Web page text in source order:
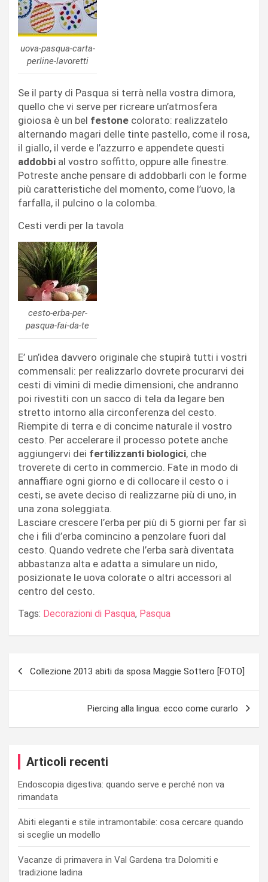
uova-pasqua-carta-
perline-lavoretti
Se il party di Pasqua si terrà nella vostra dimora,
quello che vi serve per ricreare un’atmosfera
gioiosa è un bel festone colorato: realizzatelo
alternando magari delle tinte pastello, come il rosa,
il giallo, il verde e l’azzurro e appendete questi
addobbi al vostro soffitto, oppure alle finestre.
Potreste anche pensare di addobbarli con le forme
più caratteristiche del momento, come l’uovo, la
farfalla, il pulcino o la colomba.
Cesti verdi per la tavola
cesto-erba-per-
pasqua-fai-da-te
E’ un’idea davvero originale che stupirà tutti i vostri
commensali: per realizzarlo dovrete procurarvi dei
cesti di vimini di medie dimensioni, che andranno
poi rivestiti con un sacco di tela da legare ben
stretto intorno alla circonferenza del cesto.
Riempite di terra e di concime naturale il vostro
cesto. Per accelerare il processo potete anche
aggiungervi dei fertilizzanti biologici, che
troverete di certo in commercio. Fate in modo di
annaffiare ogni giorno e di collocare il cesto o i
cesti, se avete deciso di realizzarne più di uno, in
una zona soleggiata.
Lasciare crescere l’erba per più di 5 giorni per far sì
che i fili d’erba comincino a penzolare fuori dal
cesto. Quando vedrete che l’erba sarà diventata
abbastanza alta e adatta a simulare un nido,
posizionate le uova colorate o altri accessori al
centro del cesto.
Tags: Decorazioni di Pasqua, Pasqua
Collezione 2013 abiti da sposa Maggie Sottero [FOTO]
Piercing alla lingua: ecco come curarlo
Articoli recenti
Endoscopia digestiva: quando serve e perché non va
rimandata
Abiti eleganti e stile intramontabile: cosa cercare quando
si sceglie un modello
Vacanze di primavera in Val Gardena tra Dolomiti e
tradizione ladina